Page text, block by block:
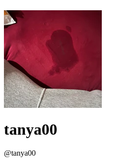
tanya00
@tanya00